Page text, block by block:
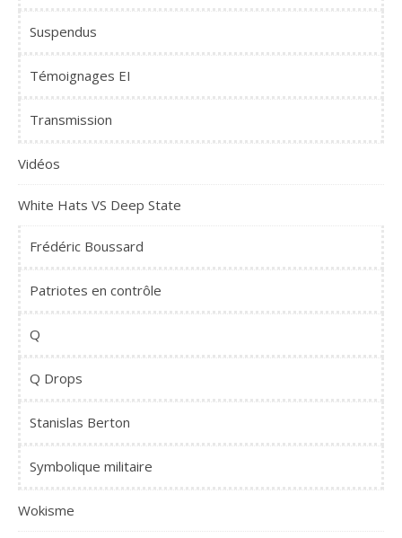
Suspendus
Témoignages EI
Transmission
Vidéos
White Hats VS Deep State
Frédéric Boussard
Patriotes en contrôle
Q
Q Drops
Stanislas Berton
Symbolique militaire
Wokisme